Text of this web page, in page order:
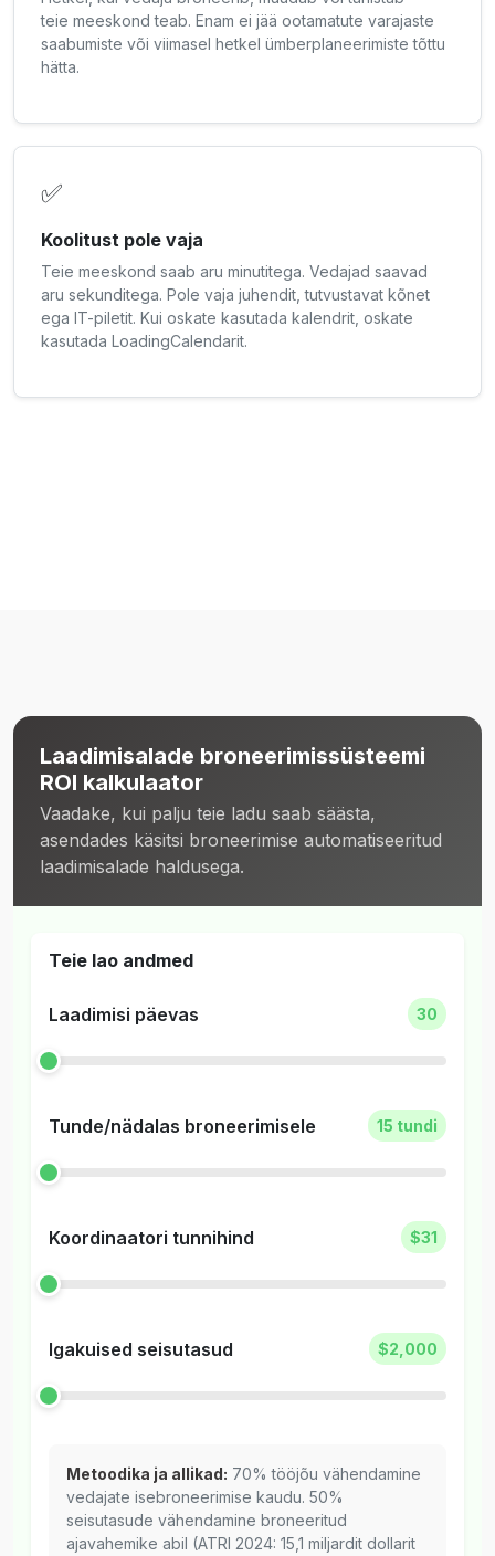
teie meeskond teab. Enam ei jää ootamatute varajaste
saabumiste või viimasel hetkel ümberplaneerimiste tõttu
hätta.
✅
Koolitust pole vaja
Teie meeskond saab aru minutitega. Vedajad saavad
aru sekunditega. Pole vaja juhendit, tutvustavat kõnet
ega IT-piletit. Kui oskate kasutada kalendrit, oskate
kasutada LoadingCalendarit.
Laadimisalade broneerimissüsteemi
ROI kalkulaator
Vaadake, kui palju teie ladu saab säästa,
asendades käsitsi broneerimise automatiseeritud
laadimisalade haldusega.
Teie lao andmed
Laadimisi päevas 30
Tunde/nädalas broneerimisele 15 tundi
Koordinaatori tunnihind $31
Igakuised seisutasud $2,000
Metoodika ja allikad: 70% tööjõu vähendamine
vedajate isebroneerimise kaudu. 50%
seisutasude vähendamine broneeritud
ajavahemike abil (ATRI 2024: 15,1 miljardit dollarit